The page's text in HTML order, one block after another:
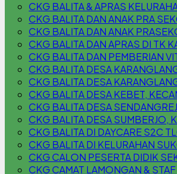
CKG BALITA & APRAS
CKG BALITA DAN ANAK PRA
CKG BALITA DAN ANAK
CKG BALITA DAN APRAS DI TK
CKG BALITA DAN PEMBERIAN
CKG BALITA DESA
CKG BALITA DESA
CKG BALITA DESA KEBET,
CKG BALITA DESA
CKG BALITA DESA SUMBERJO,
CKG BALITA DI DAYCARE S2C
CKG BALITA DI KELURAHAN
CKG CALON PESERTA DIDIK
CKG CAMAT LAMONGAN & STAF